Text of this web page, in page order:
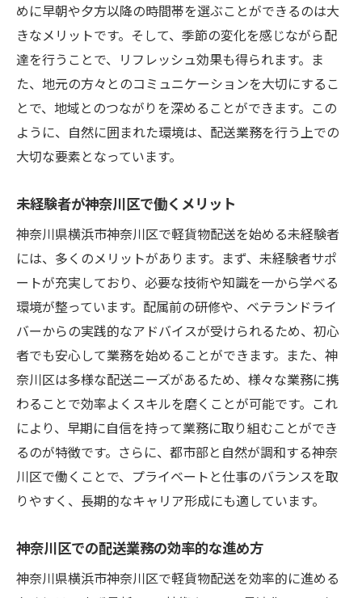
めに早朝や夕方以降の時間帯を選ぶことができるのは大
きなメリットです。そして、季節の変化を感じながら配
達を行うことで、リフレッシュ効果も得られます。ま
た、地元の方々とのコミュニケーションを大切にするこ
とで、地域とのつながりを深めることができます。この
ように、自然に囲まれた環境は、配送業務を行う上での
大切な要素となっています。
未経験者が神奈川区で働くメリット
神奈川県横浜市神奈川区で軽貨物配送を始める未経験者
には、多くのメリットがあります。まず、未経験者サポ
ートが充実しており、必要な技術や知識を一から学べる
環境が整っています。配属前の研修や、ベテランドライ
バーからの実践的なアドバイスが受けられるため、初心
者でも安心して業務を始めることができます。また、神
奈川区は多様な配送ニーズがあるため、様々な業務に携
わることで効率よくスキルを磨くことが可能です。これ
により、早期に自信を持って業務に取り組むことができ
るのが特徴です。さらに、都市部と自然が調和する神奈
川区で働くことで、プライベートと仕事のバランスを取
りやすく、長期的なキャリア形成にも適しています。
神奈川区での配送業務の効率的な進め方
神奈川県横浜市神奈川区で軽貨物配送を効率的に進める